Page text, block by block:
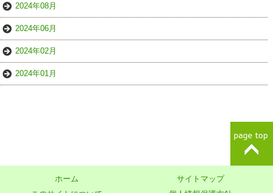
2024年08月
2024年06月
2024年02月
2024年01月
ホーム
サイトマップ